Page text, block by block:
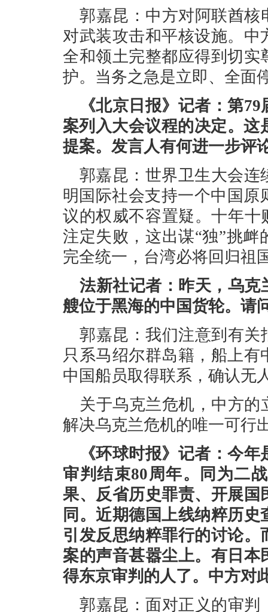
郭嘉昆：中方对阿联酋核
对武装攻击和平核设施。
全和领土完整都应得到切
护。当务之急是立即、全面
《北京日报》记者：第
案列入大会议程的决定。这
提案。发言人有何进一步评
郭嘉昆：世界卫生大会连
明国际社会支持一个中国原
议的权威不容置疑。十年十
注定失败，这出谋“独”挑
完全统一，台湾必将回归祖
法新社记者：昨天，乌克
艘位于黑海的中国货轮。请
郭嘉昆：我们注意到有关
只系马绍尔群岛籍，船上
中国船员取得联系，确认无
关于乌克兰危机，中方
解决乌克兰危机的唯一可行
《环球时报》记者：今
审判结束80周年。同为二
果、反省历史罪责、开展
同。近期德国上线纳粹历
引发反思纳粹罪行的讨论
案的声音甚嚣尘上。有日
得东京审判的人了。中方对
郭嘉昆：面对正义的审判